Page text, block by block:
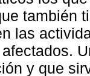
también
las
y que